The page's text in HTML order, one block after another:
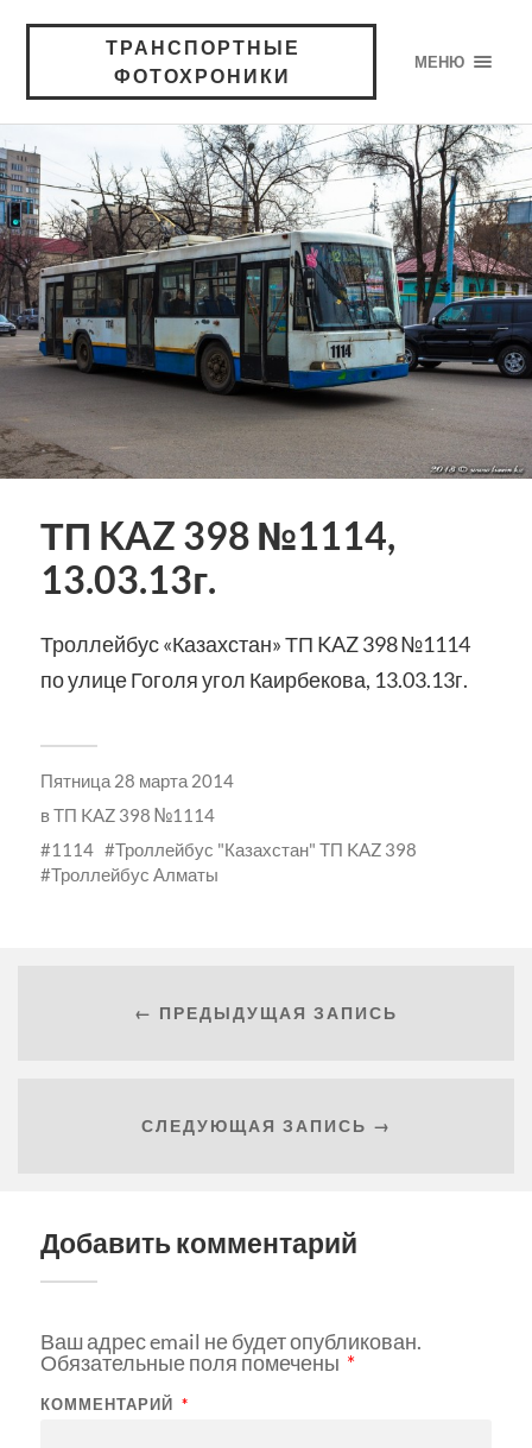
ТРАНСПОРТНЫЕ
ФОТОХРОНИКИ
МЕНЮ
ТП KAZ 398 №1114,
13.03.13г.
Троллейбус «Казахстан» ТП KAZ 398 №1114
по улице Гоголя угол Каирбекова, 13.03.13г.
Пятница 28 марта 2014
вТП KAZ 398 №1114
1114
Троллейбус "Казахстан" ТП KAZ 398
Троллейбус Алматы
← ПРЕДЫДУЩАЯ ЗАПИСЬ
СЛЕДУЮЩАЯ ЗАПИСЬ →
Добавить комментарий
Ваш адрес email не будет опубликован.
Обязательные поля помечены *
КОММЕНТАРИЙ *